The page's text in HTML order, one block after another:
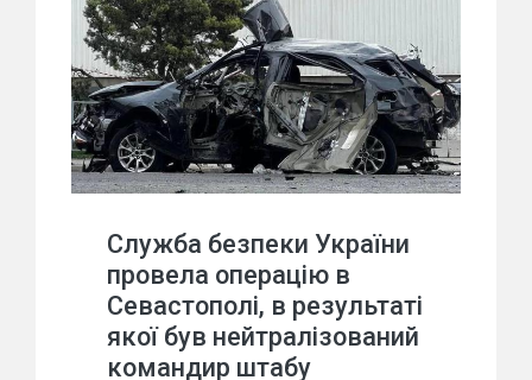
Служба безпеки України
провела операцію в
Севастополі, в результаті
якої був нейтралізований
командир штабу